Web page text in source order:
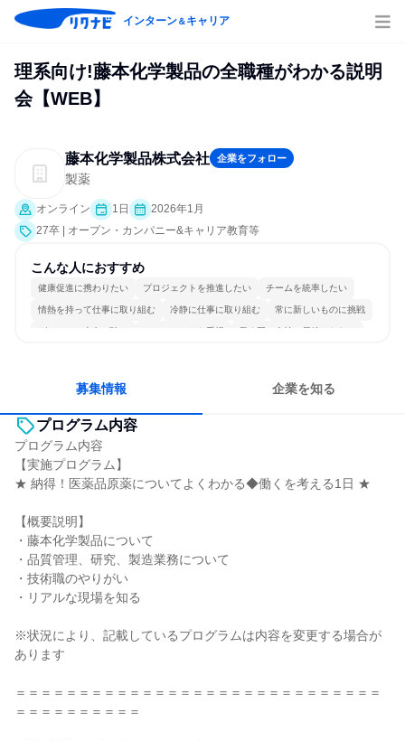
インターン＆キャリア
理系向け!藤本化学製品の全職種がわかる説明
会【WEB】
藤本化学製品株式会社 企業をフォロー
製薬
オンライン 1日
2026年1月
27卒 | オープン・カンパニー&キャリア教育等
こんな人におすすめ
健康促進に携わりたい プロジェクトを推進したい チームを統率したい
情熱を持って仕事に取り組む 冷静に仕事に取り組む 常に新しいものに挑戦
グローバル志向が強い チームワークを重視 長く同じ会社に居続けられる
募集情報 企業を知る
プログラム内容
プログラム内容
【実施プログラム】
★ 納得！医薬品原薬についてよくわかる◆働くを考える1日 ★
【概要説明】
・藤本化学製品について
・品質管理、研究、製造業務について
・技術職のやりがい
・リアルな現場を知る
※状況により、記載しているプログラムは内容を変更する場合が
あります
＝＝＝＝＝＝＝＝＝＝＝＝＝＝＝＝＝＝＝＝＝＝＝＝＝＝＝＝＝
＝＝＝＝＝＝＝＝＝＝